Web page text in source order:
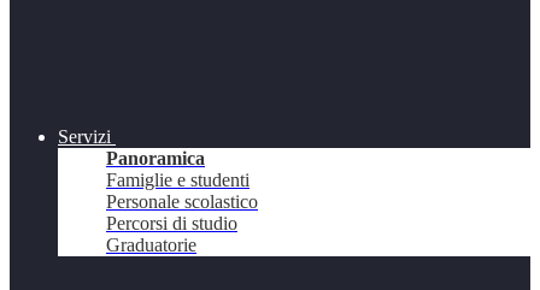
Servizi
Panoramica
Famiglie e studenti
Personale scolastico
Percorsi di studio
Graduatorie